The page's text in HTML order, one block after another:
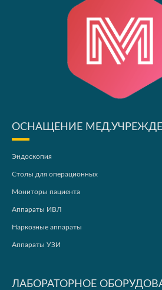
ОСНАЩЕНИЕ
Эндоскопия
Столы для операционных
Мониторы пациента
Аппараты ИВЛ
Наркозные аппараты
Аппараты УЗИ
ЛАБОРАТОРНОЕ